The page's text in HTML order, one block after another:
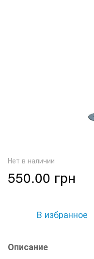
Нет в наличии
550.00 грн
В избранное
Описание